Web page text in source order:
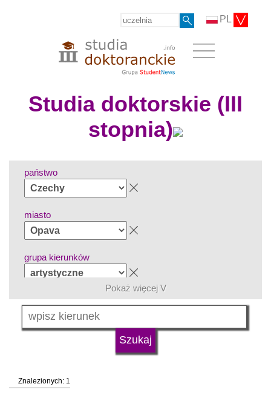
PL
Studia doktorskie (III
stopnia)
państwo
miasto
grupa kierunków
język
status uczelni
Pokaż więcej V
Znalezionych: 1